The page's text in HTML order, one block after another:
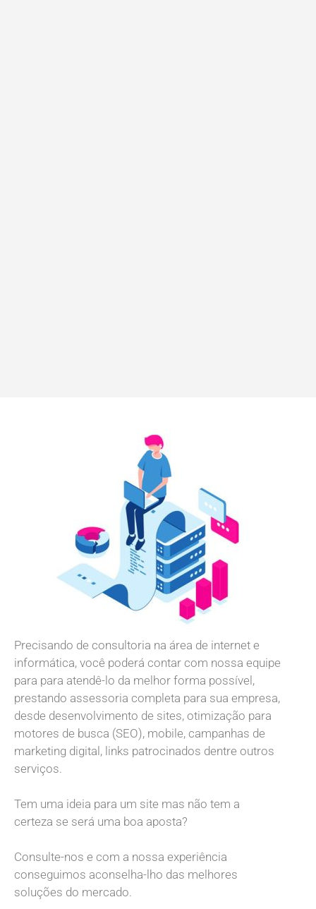
Precisando de consultoria na área de internet e
informática, você poderá contar com nossa equipe
para para atendê-lo da melhor forma possível,
prestando assessoria completa para sua empresa,
desde desenvolvimento de sites, otimização para
motores de busca (SEO), mobile, campanhas de
marketing digital, links patrocinados dentre outros
serviços.
Tem uma ideia para um site mas não tem a
certeza se será uma boa aposta?
Consulte-nos e com a nossa experiência
conseguimos aconselha-lho das melhores
soluções do mercado.